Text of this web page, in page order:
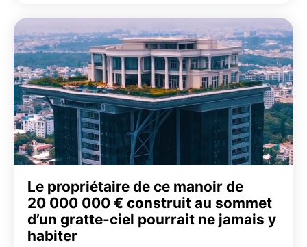
Le propriétaire de ce manoir de
20 000 000 € construit au sommet
d’un gratte-ciel pourrait ne jamais y
habiter